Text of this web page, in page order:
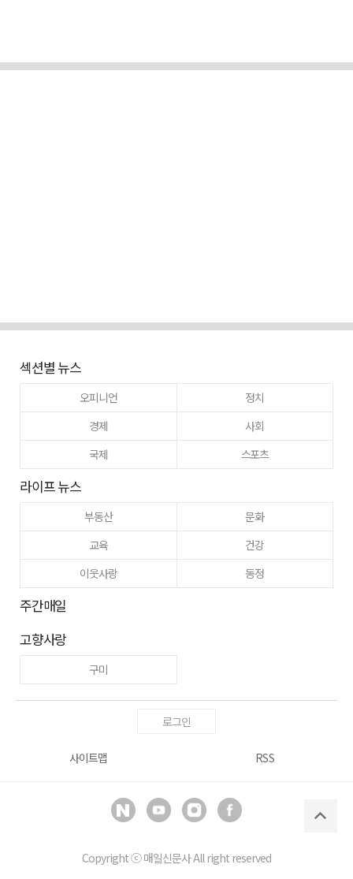
섹션별 뉴스
오피니언
정치
경제
사회
국제
스포츠
라이프 뉴스
부동산
문화
교육
건강
이웃사랑
동정
주간매일
고향사랑
구미
로그인
사이트맵 RSS
Copyright ⓒ매일신문사All right reserved